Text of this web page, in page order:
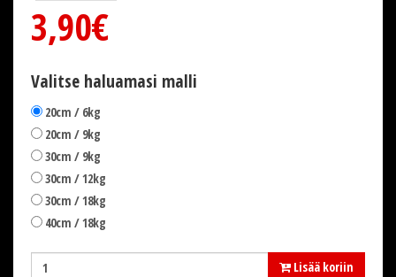
3,90€
Valitse haluamasi malli
20cm / 6kg
20cm / 9kg
30cm / 9kg
30cm / 12kg
30cm / 18kg
40cm / 18kg
Lisää koriin